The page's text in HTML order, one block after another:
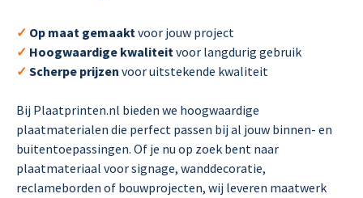
✓ Op maat gemaaktvoor jouw project
✓ Hoogwaardige kwaliteitvoor langdurig gebruik
✓ Scherpe prijzen voor uitstekende kwaliteit
Bij Plaatprinten.nl bieden we hoogwaardige
plaatmaterialen die perfect passen bij al jouw binnen- en
buitentoepassingen. Of je nu op zoek bent naar
plaatmateriaal voor signage, wanddecoratie,
reclameborden of bouwprojecten, wij leveren maatwerk